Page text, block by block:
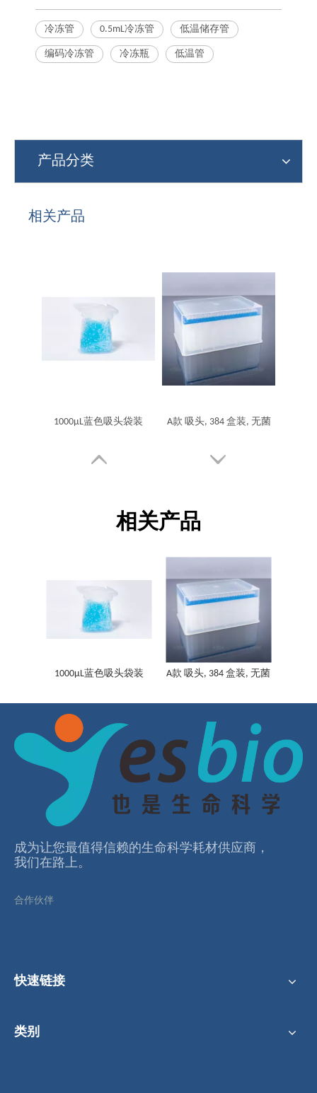
冷冻管 0.5mL冷冻管 低温储存管
编码冷冻管 冷冻瓶 低温管
产品分类
相关产品
1000μL蓝色吸头袋装 A款 吸头, 384 盒装, 无菌
相关产品
1000μL蓝色吸头袋装 A款 吸头, 384 盒装, 无菌
成为让您最值得信赖的⽣命科学耗材供应商，
我们在路上。
合作伙伴
快速链接
类别